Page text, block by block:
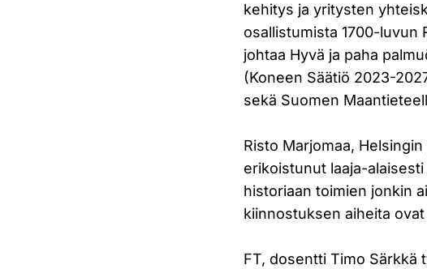
kehitys ja yritysten
osallistumista 1700-luvun
johtaa Hyvä ja paha
(Koneen Säätiö 2023-
sekä Suomen
Risto Marjomaa,
erikoistunut laaja-
historiaan toimien jonkin
kiinnostuksen aiheita
FT, dosentti Timo Särkkä